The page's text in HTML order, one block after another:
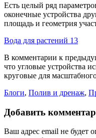
Есть целый ряд
оконечные устройства
площадь и геометрия
Вода для растений 13
В комментарии к
что угловые устройства
круговые для
Блоги, Полив и дренаж,
Добавить
Ваш адрес email не будет